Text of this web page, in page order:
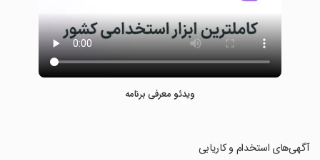
ویدئو معرفی برنامه
‏‏‏‏آگهی‌های استخدام و کاریابی